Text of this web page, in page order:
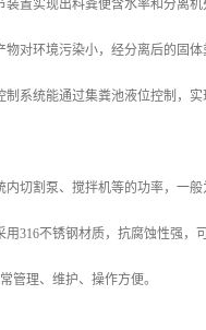
置实现出料粪便含水率和分离机
对环境污染小，经分离后的固
制系统能通过集粪池液位控制，
切割泵、搅拌机等的功率，一
316不锈钢材质，抗腐蚀性强，
管理、维护、操作方便。